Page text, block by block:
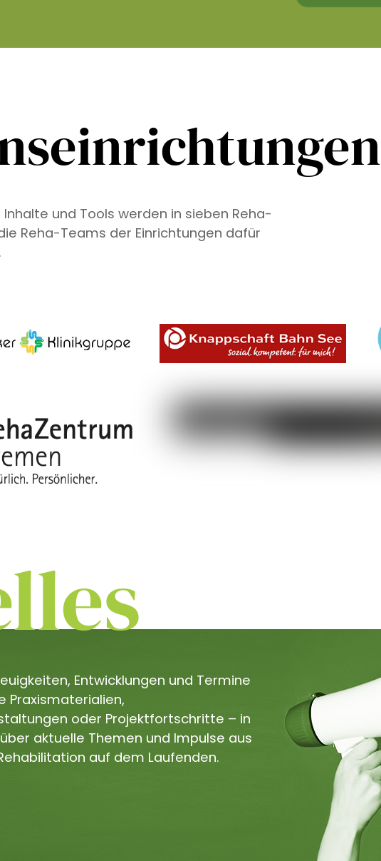
und Tools werden in sieben Reha-
Reha-Teams der Einrichtungen dafür
Entwicklungen und Termine
Praxismaterialien,
oder Projektfortschritte – in
aktuelle Themen und Impulse aus
auf dem Laufenden.